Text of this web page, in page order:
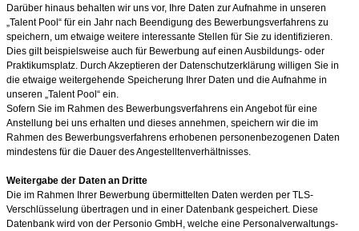
Darüber hinaus behalten wir uns vor, Ihre Daten zur Aufnahme in unseren
„Talent Pool“ für ein Jahr nach Beendigung des Bewerbungsverfahrens zu
speichern, um etwaige weitere interessante Stellen für Sie zu identifizieren.
Dies gilt beispielsweise auch für Bewerbung auf einen Ausbildungs- oder
Praktikumsplatz. Durch Akzeptieren der Datenschutzerklärung willigen Sie in
die etwaige weitergehende Speicherung Ihrer Daten und die Aufnahme in
unseren „Talent Pool“ ein.
Sofern Sie im Rahmen des Bewerbungsverfahrens ein Angebot für eine
Anstellung bei uns erhalten und dieses annehmen, speichern wir die im
Rahmen des Bewerbungsverfahrens erhobenen personenbezogenen Daten
mindestens für die Dauer des Angestelltenverhältnisses.
Weitergabe der Daten an Dritte
Die im Rahmen Ihrer Bewerbung übermittelten Daten werden per TLS-
Verschlüsselung übertragen und in einer Datenbank gespeichert. Diese
Datenbank wird von der Personio GmbH, welche eine Personalverwaltungs-